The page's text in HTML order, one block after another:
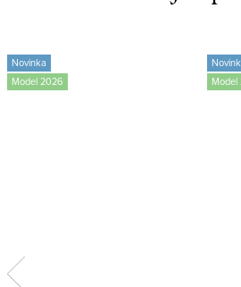
Novinka
Model 2026